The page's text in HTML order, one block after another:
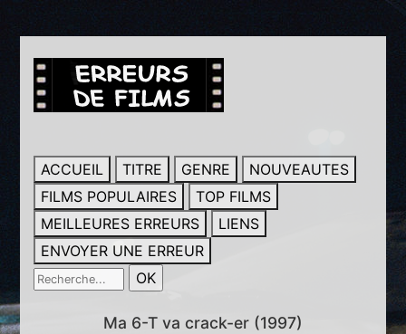
ACCUEIL TITRE GENRE
NOUVEAUTES
FILMS POPULAIRES
TOP FILMS
MEILLEURES ERREURS
LIENS
ENVOYER UNE ERREUR
Ma 6-T va crack-er (1997)